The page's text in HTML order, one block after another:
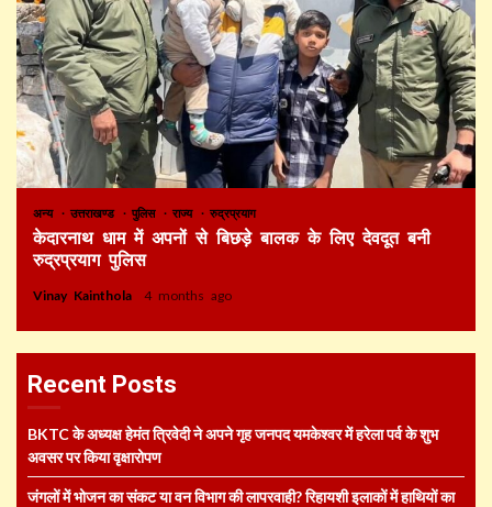
अन्य उत्तराखण्ड पुलिस राज्य रुद्रप्रयाग
केदारनाथ धाम में अपनों से बिछड़े बालक के लिए देवदूत बनी
रुद्रप्रयाग पुलिस
Vinay Kainthola 4 months ago
Recent Posts
BKTC के अध्यक्ष हेमंत त्रिवेदी ने अपने गृह जनपद यमकेश्वर में हरेला पर्व के शुभ
अवसर पर किया वृक्षारोपण
जंगलों में भोजन का संकट या वन विभाग की लापरवाही? रिहायशी इलाकों में हाथियों का